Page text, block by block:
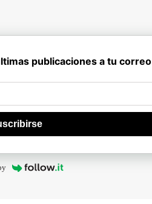
publicaciones a tu correo